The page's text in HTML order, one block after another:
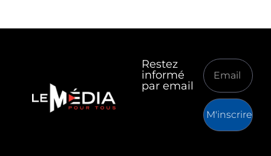
Restez
informé
par email
M'inscrire